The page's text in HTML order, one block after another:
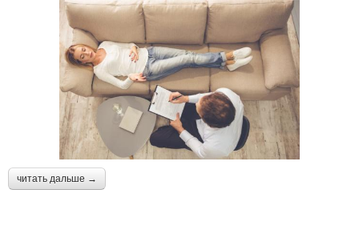
читать дальше →